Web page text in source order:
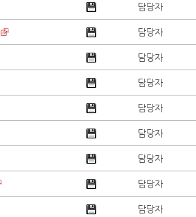
담당자
담당자
담당자
담당자
담당자
담당자
담당자
담당자
담당자